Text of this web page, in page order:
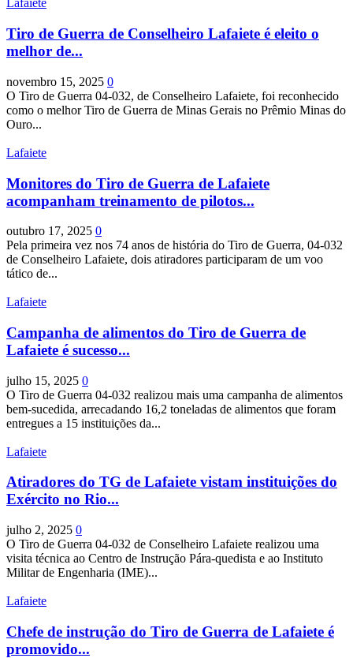
Lafaiete
Tiro de Guerra de Conselheiro Lafaiete é eleito o
melhor de...
novembro 15, 2025 0
O Tiro de Guerra 04-032, de Conselheiro Lafaiete, foi reconhecido
como o melhor Tiro de Guerra de Minas Gerais no Prêmio Minas do
Ouro...
Lafaiete
Monitores do Tiro de Guerra de Lafaiete
acompanham treinamento de pilotos...
outubro 17, 2025 0
Pela primeira vez nos 74 anos de história do Tiro de Guerra, 04-032
de Conselheiro Lafaiete, dois atiradores participaram de um voo
tático de...
Lafaiete
Campanha de alimentos do Tiro de Guerra de
Lafaiete é sucesso...
julho 15, 2025 0
O Tiro de Guerra 04-032 realizou mais uma campanha de alimentos
bem-sucedida, arrecadando 16,2 toneladas de alimentos que foram
entregues a 15 instituições da...
Lafaiete
Atiradores do TG de Lafaiete vistam instituições do
Exército no Rio...
julho 2, 2025 0
O Tiro de Guerra 04-032 de Conselheiro Lafaiete realizou uma
visita técnica ao Centro de Instrução Pára-quedista e ao Instituto
Militar de Engenharia (IME)...
Lafaiete
Chefe de instrução do Tiro de Guerra de Lafaiete é
promovido...